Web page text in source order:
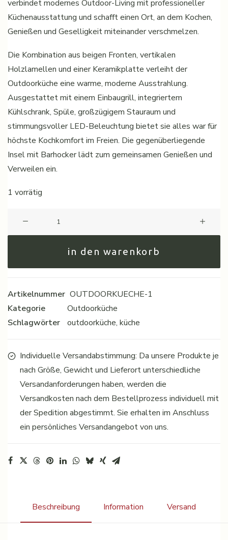
verbindet modernes Outdoor-Living mit professioneller
Küchenausstattung und schafft einen Ort, an dem Kochen,
Genießen und Geselligkeit miteinander verschmelzen.
Die Kombination aus beigen Fronten, vertikalen
Holzlamellen und einer Keramikplatte verleiht der
Outdoorküche eine warme, moderne Ausstrahlung.
Ausgestattet mit einem Einbaugrill, integriertem
Kühlschrank, Spüle, großzügigem Stauraum und
stimmungsvoller LED-Beleuchtung bietet sie alles war für
höchste Kochkomfort im Freien. Die gegenüberliegende
Insel mit Barhocker lädt zum gemeinsamen Genießen und
Verweilen ein.
1 vorrätig
in den warenkorb
Artikelnummer OUTDOORKUECHE-1
Kategorie
Outdoorküche
Schlagwörter
outdoorküche, küche
Individuelle Versandabstimmung: Da unsere Produkte je
nach Größe, Gewicht und Lieferort unterschiedliche
Versandanforderungen haben, werden die
Versandkosten nach dem Bestellprozess individuell mit
der Spedition abgestimmt. Sie erhalten im Anschluss
ein persönliches Versandangebot von uns.
Beschreibung Information Versand